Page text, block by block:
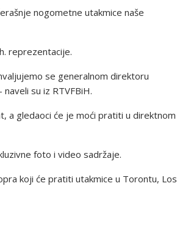
nogometne utakmice naše
reprezentacije.
se generalnom direktoru
su iz RTVFBiH.
a gledaoci će je moći pratiti u direktnom
foto i video sadržaje.
koji će pratiti utakmice u Torontu, Los